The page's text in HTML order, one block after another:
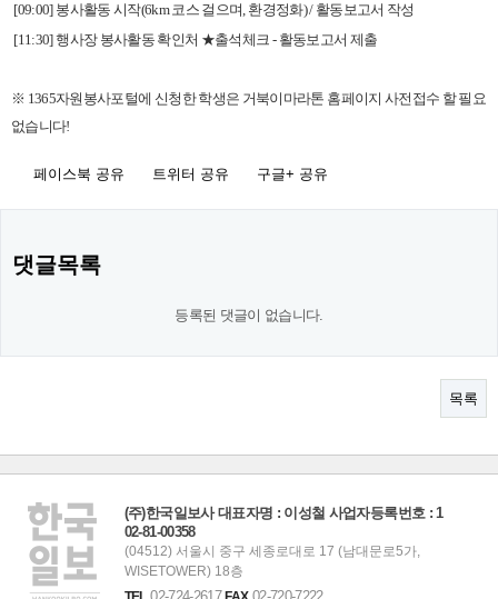
[09:00] 봉사활동 시작(6km 코스 걸으며, 환경정화) / 활동보고서 작성
[11:30] 행사장 봉사활동 확인처 ★출석체크 - 활동보고서 제출
※ 1365자원봉사포털에 신청한 학생은 거북이마라톤 홈페이지 사전접수 할 필요
없습니다!
페이스북 공유 트위터 공유 구글+ 공유
댓글목록
등록된 댓글이 없습니다.
목록
(주)한국일보사 대표자명 : 이성철 사업자등록번호 : 1
02-81-00358
(04512) 서울시 중구 세종로대로 17 (남대문로5가,
WISETOWER) 18층